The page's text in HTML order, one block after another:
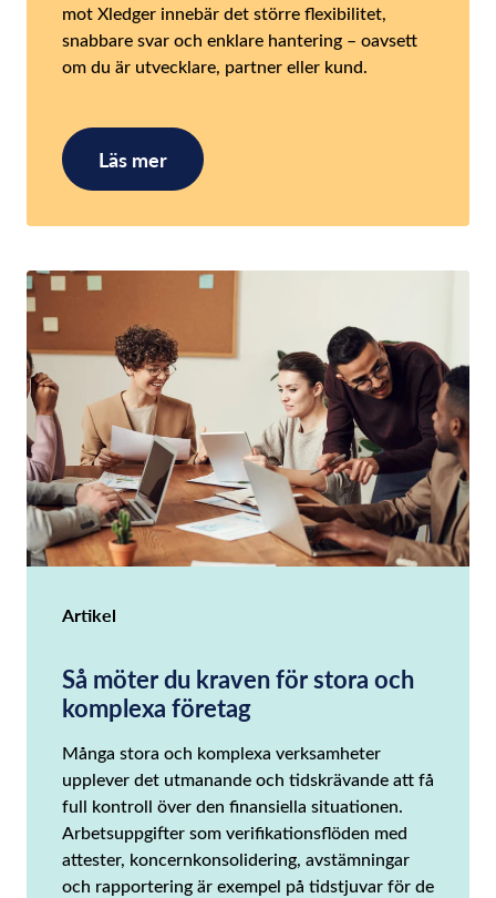
mot Xledger innebär det större flexibilitet,
snabbare svar och enklare hantering – oavsett
om du är utvecklare, partner eller kund.
Läs mer
Artikel
Så möter du kraven för stora och
komplexa företag
Många stora och komplexa verksamheter
upplever det utmanande och tidskrävande att få
full kontroll över den finansiella situationen.
Arbetsuppgifter som verifikationsflöden med
attester, koncernkonsolidering, avstämningar
och rapportering är exempel på tidstjuvar för de